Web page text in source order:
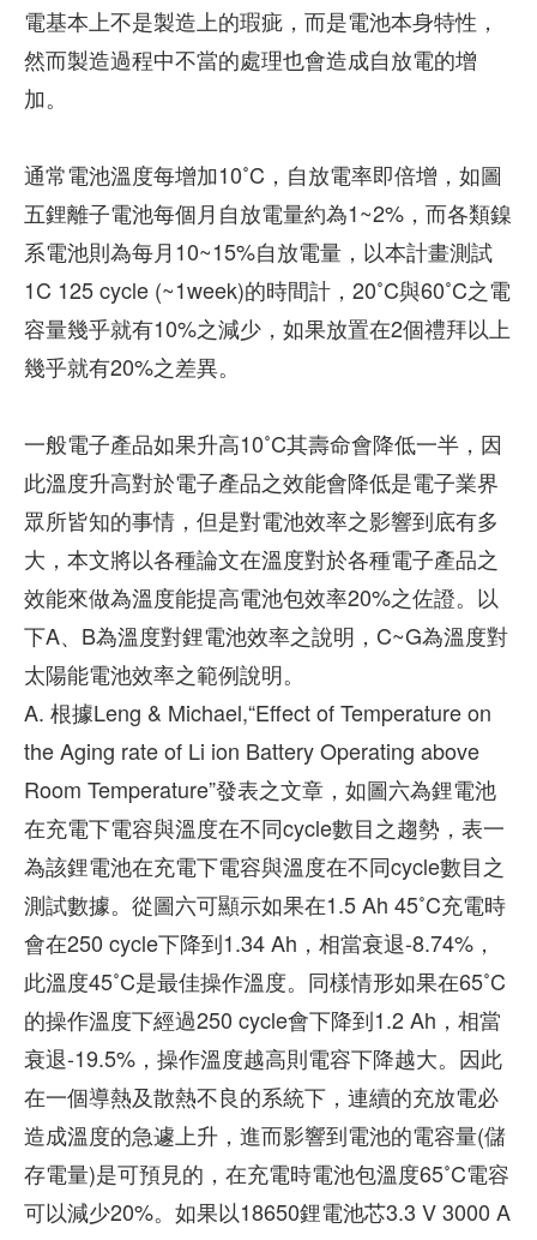
電基本上不是製造上的瑕疵，而是電池本身特性，
然而製造過程中不當的處理也會造成自放電的增
加。
通常電池溫度每增加10˚C，自放電率即倍增，如圖
五鋰離子電池每個月自放電量約為1~2%，而各類鎳
系電池則為每月10~15%自放電量，以本計畫測試
1C 125 cycle (~1week)的時間計，20˚C與60˚C之電
容量幾乎就有10%之減少，如果放置在2個禮拜以上
幾乎就有20%之差異。
一般電子產品如果升高10˚C其壽命會降低一半，因
此溫度升高對於電子產品之效能會降低是電子業界
眾所皆知的事情，但是對電池效率之影響到底有多
大，本文將以各種論文在溫度對於各種電子產品之
效能來做為溫度能提高電池包效率20%之佐證。以
下A、B為溫度對鋰電池效率之說明，C~G為溫度對
太陽能電池效率之範例說明。
A. 根據Leng & Michael,“Effect of Temperature on
the Aging rate of Li ion Battery Operating above
Room Temperature”發表之文章，如圖六為鋰電池
在充電下電容與溫度在不同cycle數目之趨勢，表一
為該鋰電池在充電下電容與溫度在不同cycle數目之
測試數據。從圖六可顯示如果在1.5 Ah 45˚C充電時
會在250 cycle下降到1.34 Ah，相當衰退-8.74%，
此溫度45˚C是最佳操作溫度。同樣情形如果在65˚C
的操作溫度下經過250 cycle會下降到1.2 Ah，相當
衰退-19.5%，操作溫度越高則電容下降越大。因此
在一個導熱及散熱不良的系統下，連續的充放電必
造成溫度的急遽上升，進而影響到電池的電容量(儲
存電量)是可預見的，在充電時電池包溫度65˚C電容
可以減少20%。如果以18650鋰電池芯3.3 V 3000 A